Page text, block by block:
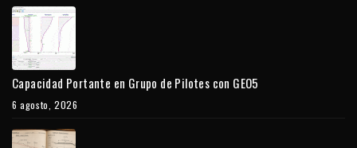
Capacidad Portante en Grupo de Pilotes con GEO5
6 agosto, 2026